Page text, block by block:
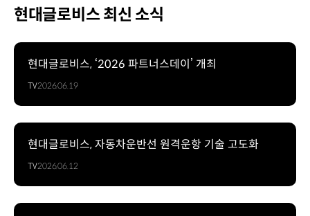
현대글로비스 최신 소식
현대글로비스, ‘2026 파트너스데이’ 개최
TV2026.06.19
현대글로비스, 자동차운반선 원격운항 기술 고도화
TV2026.06.12